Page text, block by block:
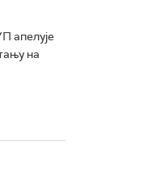
апелује
на